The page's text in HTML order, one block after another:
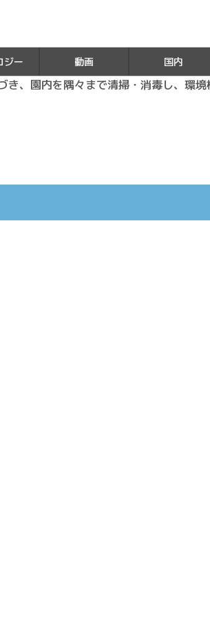
ジー 動画 国内
、園内を隅々まで清掃・消毒し、環境